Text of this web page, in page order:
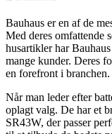
Bauhaus er en af de
Med deres omfattende
husartikler har
mange kunder. Deres
en forefront i branchen.
Når man leder efter
oplagt valg. De har et
SR43W, der passer